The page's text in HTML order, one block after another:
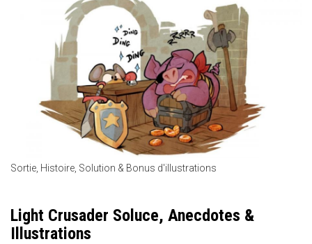
Sortie, Histoire, Solution & Bonus d'illustrations
Light Crusader Soluce, Anecdotes &
Illustrations